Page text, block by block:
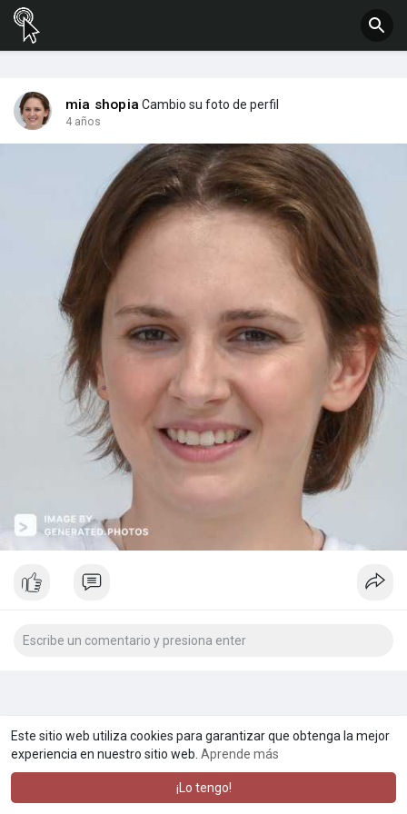
Este sitio web utiliza cookies para garantizar que obtenga la mejor
experiencia en nuestro sitio web. Aprende más
¡Lo tengo!
mia shopia Cambio su foto de perfil
4 años